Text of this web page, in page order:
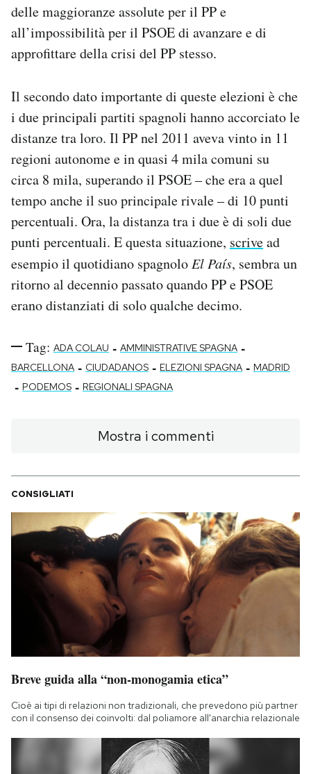
delle maggioranze assolute per il PP e
all’impossibilità per il PSOE di avanzare e di
approfittare della crisi del PP stesso.
Il secondo dato importante di queste elezioni è che
i due principali partiti spagnoli hanno accorciato le
distanze tra loro. Il PP nel 2011 aveva vinto in 11
regioni autonome e in quasi 4 mila comuni su
circa 8 mila, superando il PSOE – che era a quel
tempo anche il suo principale rivale – di 10 punti
percentuali. Ora, la distanza tra i due è di soli due
punti percentuali. E questa situazione, scrivead
esempio il quotidiano spagnolo El País, sembra un
ritorno al decennio passato quando PP e PSOE
erano distanziati di solo qualche decimo.
Tag: ADA COLAU - AMMINISTRATIVE SPAGNA -
BARCELLONA - CIUDADANOS - ELEZIONI SPAGNA - MADRID
- PODEMOS - REGIONALI SPAGNA
Mostra i commenti
CONSIGLIATI
Breve guida alla “non-monogamia etica”
Cioè ai tipi di relazioni non tradizionali, che prevedono più partner
con il consenso dei coinvolti: dal poliamore all'anarchia relazionale